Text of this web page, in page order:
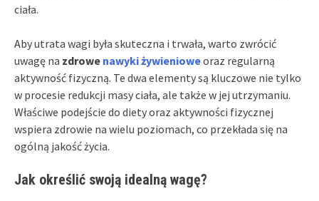
ciała.
Aby utrata wagi była skuteczna i trwała, warto zwrócić
uwagę na zdrowe nawyki żywienioweoraz regularną
aktywność fizyczną. Te dwa elementy są kluczowe nie tylko
w procesie redukcji masy ciała, ale także w jej utrzymaniu.
Właściwe podejście do diety oraz aktywności fizycznej
wspiera zdrowie na wielu poziomach, co przekłada się na
ogólną jakość życia.
Jak określić swoją idealną wagę?